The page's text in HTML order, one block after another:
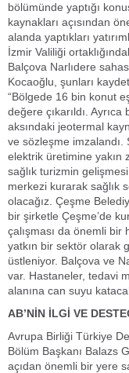
bölümünde yaptığı
kaynakları açısından
alanda yaptıkları
İzmir Valiliği
Balçova Narlıdere
Kocaoğlu, şunları
“Bölgede 16 bin konut
değere çıkarıldı.
aksındaki jeotermal
ve sözleşme imzalandı.
elektrik üretimine yakın
sağlık turizmin
merkezi kurarak sağlık
olacağız. Çeşme
bir şirketle Çeşme’de
çalışması da önemli bir
yatkın bir sektör olarak
üstleniyor. Balçova ve
var. Hastaneler, tedavi
alanına can suyu
AB’NİN İLGİ VE
Avrupa Birliği Türkiye
Bölüm Başkanı Balazs
açıdan önemli bir yere